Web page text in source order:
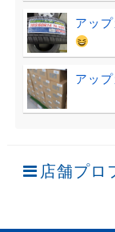
アッ
アッ
店舗プロ